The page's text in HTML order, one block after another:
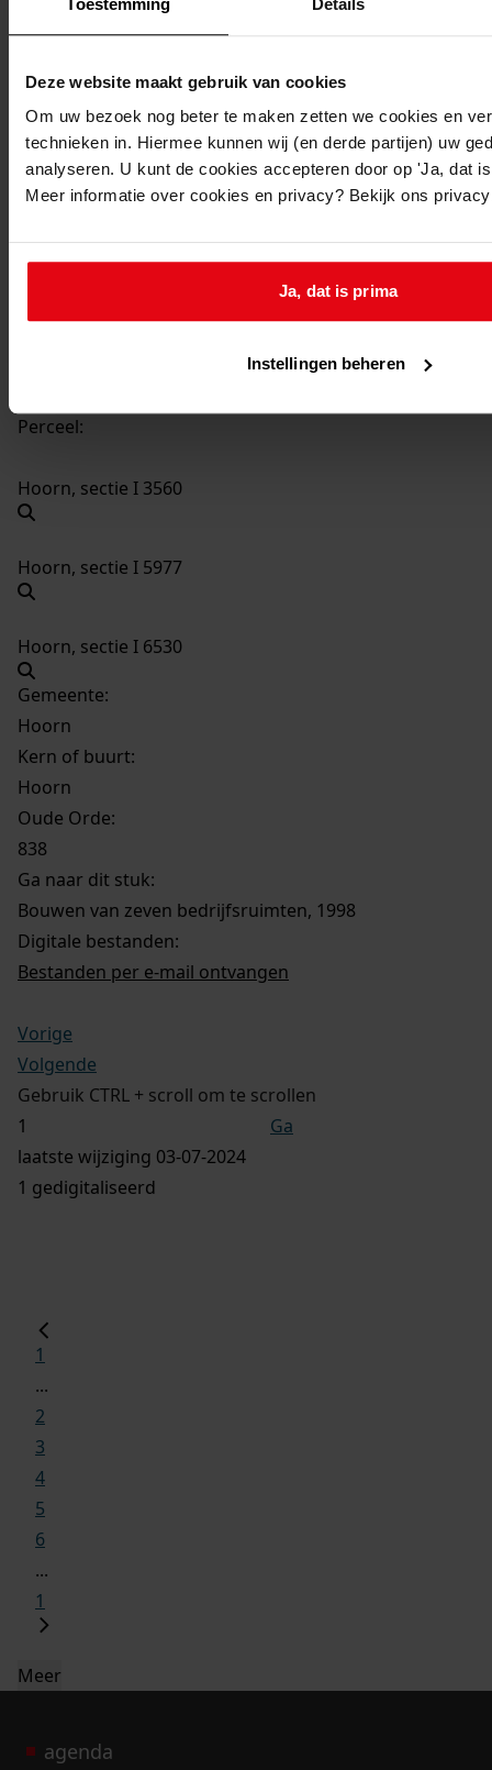
Deze website maakt gebruik van cookies
Om uw bezoek nog beter te maken zetten we cookies en
technieken in. Hiermee kunnen wij (en derde partijen) uw
analyseren. U kunt de cookies accepteren door op 'Ja, dat
Meer informatie over cookies en privacy? Bekijk ons
Ja, dat is prima
Instellingen beheren
Bouwen van zeven bedrijfsruimten, 1998
1998
Beschrijving:
Bouwen van zeven bedrijfsruimten
Datum vergunning:
04-02-1998
Adres:
Perceel:
Hoorn, sectie I 3560
Hoorn, sectie I 5977
Hoorn, sectie I 6530
Gemeente:
Hoorn
Kern of buurt:
Hoorn
Oude Orde:
838
Ga naar dit stuk:
Bouwen van zeven bedrijfsruimten, 1998
Digitale bestanden:
Bestanden per e-mail ontvangen
Vorige
Volgende
Gebruik CTRL + scroll om te scrollen
Ga
laatste wijziging 03-07-2024
1 gedigitaliseerd
1
...
2
3
4
5
6
...
1
Meer
agenda